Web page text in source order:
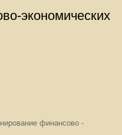
экономических
финансово -